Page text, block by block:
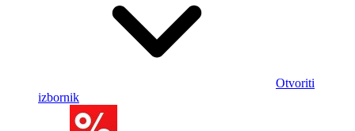
Otvoriti
izbornik